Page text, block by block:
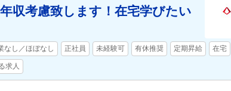
収考慮致します！在宅学びたい
なし／ほぼなし 正社員 未経験可 有休推奨 定期昇給 在宅
求人